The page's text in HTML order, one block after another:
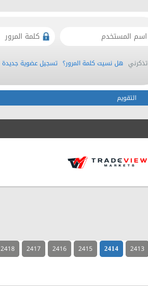
تذكرني هل نسيت كلمة المرور؟ تسجيل عضوية جديدة
التقويم
2413
2414
2415
2416
2417
2418